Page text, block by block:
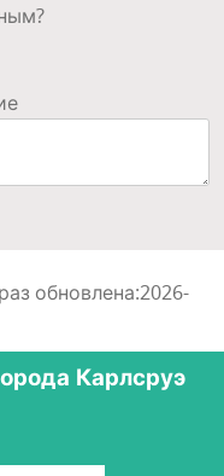
обновлена:2026-
Карлсруэ